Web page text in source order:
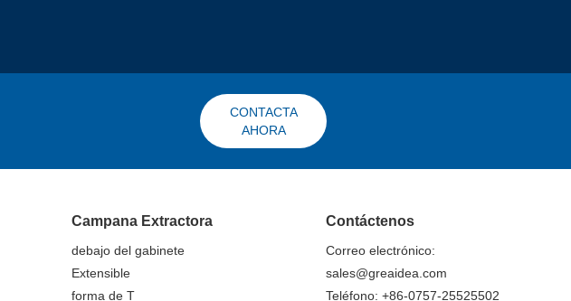
CONTACTA
AHORA
Campana Extractora
debajo del gabinete
Extensible
forma de T
Contáctenos
Correo electrónico:
sales@greaidea.com
Teléfono: +86-0757-25525502